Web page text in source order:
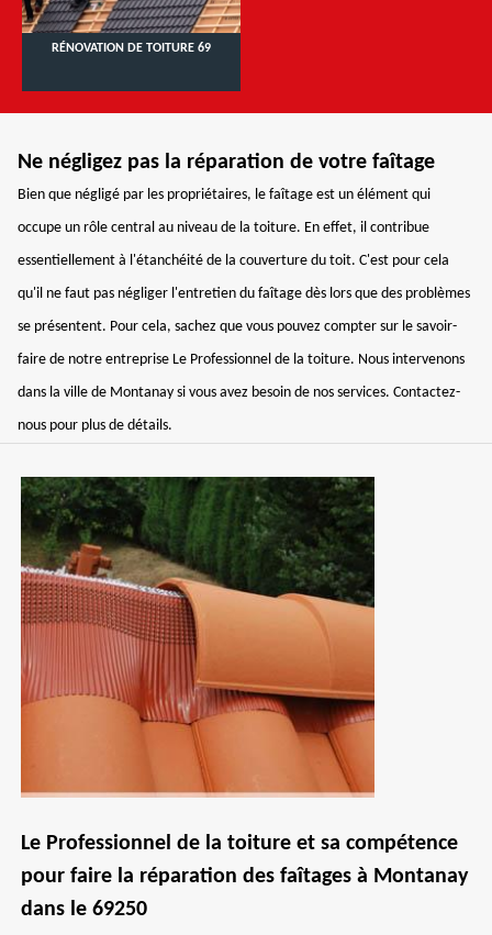
RÉNOVATION DE TOITURE 69
Ne négligez pas la réparation de votre faîtage
Bien que négligé par les propriétaires, le faîtage est un élément qui
occupe un rôle central au niveau de la toiture. En effet, il contribue
essentiellement à l'étanchéité de la couverture du toit. C'est pour cela
qu'il ne faut pas négliger l'entretien du faîtage dès lors que des problèmes
se présentent. Pour cela, sachez que vous pouvez compter sur le savoir-
faire de notre entreprise Le Professionnel de la toiture. Nous intervenons
dans la ville de Montanay si vous avez besoin de nos services. Contactez-
nous pour plus de détails.
Le Professionnel de la toiture et sa compétence
pour faire la réparation des faîtages à Montanay
dans le 69250